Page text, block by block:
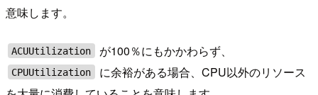
意味します。
ACUUtilization が100％にもかかわらず、
CPUUtilization
に余裕がある場合、CPU以外のリソース